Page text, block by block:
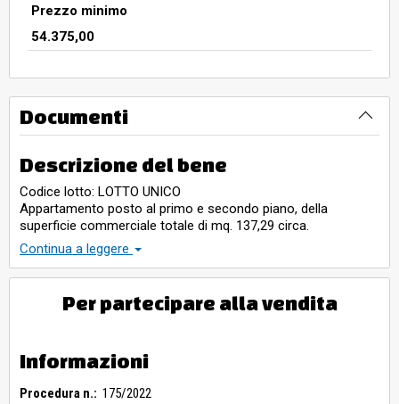
Prezzo minimo
54.375,00
Documenti
Descrizione del bene
Codice lotto: LOTTO UNICO
Appartamento posto al primo e secondo piano, della
superficie commerciale totale di mq. 137,29 circa.
Il primo piano è costituito da ingresso, soggiorno/cucina,
ripostiglio, corridoio, disimpegno, due camere da letto, un
secondo ripostiglio attualmente adibito a camera da letto ed
un bagno con antibagno, oltre ad un balcone; il secondo
piano si compone di due camere, di cui una adibita a
Continua a leggere
Per partecipare alla vendita
Informazioni
Procedura n.: 175/2022